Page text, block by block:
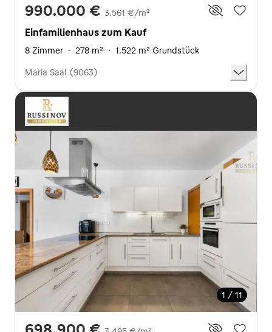
990.000 € 3.561 €/m²
Einfamilienhaus zum Kauf
8 Zimmer · 278 m² · 1.522 m² Grundstück
Maria Saal (9063)
1 / 11